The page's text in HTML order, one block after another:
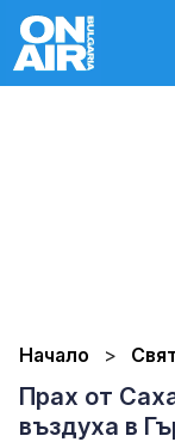
Начало
Прах от
въздуха в